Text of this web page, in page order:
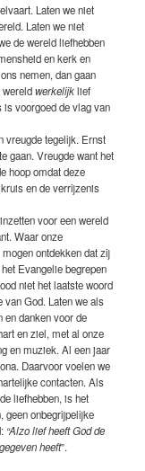
Laten we niet
Laten we niet
de wereld liefhebben
en kerk en
nemen, dan gaan
wereldwerkelijklief
is voorgoed de vlag van
vreugde tegelijk. Ernst
gaan. Vreugde want het
hoop omdat deze
en de verrijzenis
voor een wereld
Waar onze
ontdekken dat zij
Evangelie begrepen
niet het laatste woord
van God. Laten we als
danken voor de
en ziel, met al onze
en muziek. Al een jaar
Daarvoor voelen we
contacten. Als
liefhebben, is het
geen onbegrijpelijke
“Alzo lief heeft God de
heeft”.